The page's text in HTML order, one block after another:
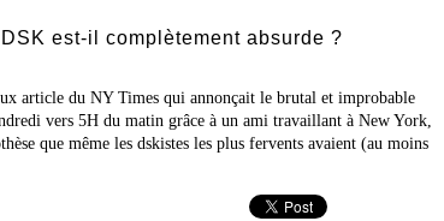
est-il complètement absurde ?
article du NY Times qui annonçait le brutal et improbable
vers 5H du matin grâce à un ami travaillant à New York,
que même les dskistes les plus fervents avaient (au moins